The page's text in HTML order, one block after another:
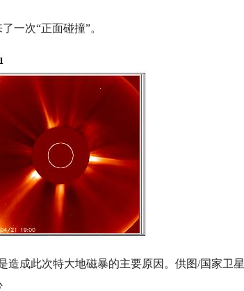
一次“正面碰撞”。
造成此次特大地磁暴的主要原因。供图/国家卫星